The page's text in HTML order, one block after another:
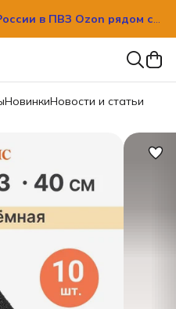
в ПВЗ Ozon рядом с
в ПВЗ Ozon рядом с
НовинкиНовости и статьи